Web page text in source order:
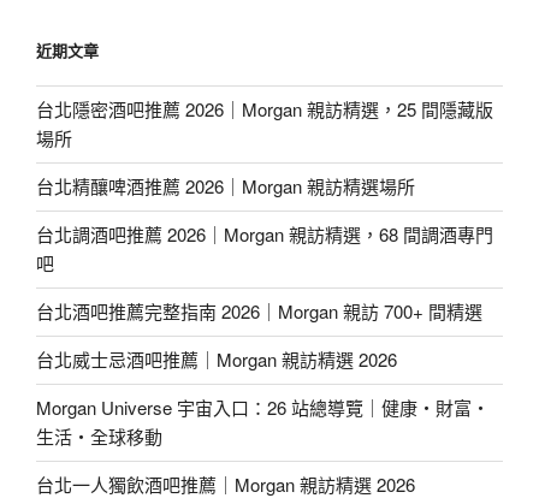
近期文章
台北隱密酒吧推薦 2026｜Morgan 親訪精選，25 間隱藏版
場所
台北精釀啤酒推薦 2026｜Morgan 親訪精選場所
台北調酒吧推薦 2026｜Morgan 親訪精選，68 間調酒專門
吧
台北酒吧推薦完整指南 2026｜Morgan 親訪 700+ 間精選
台北威士忌酒吧推薦｜Morgan 親訪精選 2026
Morgan Universe 宇宙入口：26 站總導覽｜健康・財富・
生活・全球移動
台北一人獨飲酒吧推薦｜Morgan 親訪精選 2026